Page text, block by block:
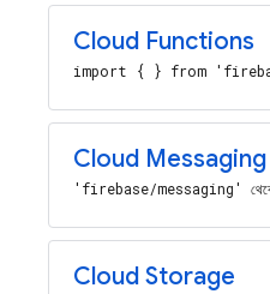
Cloud Functions
import { } from
Cloud Messaging
'firebase/messaging'
Cloud Storage